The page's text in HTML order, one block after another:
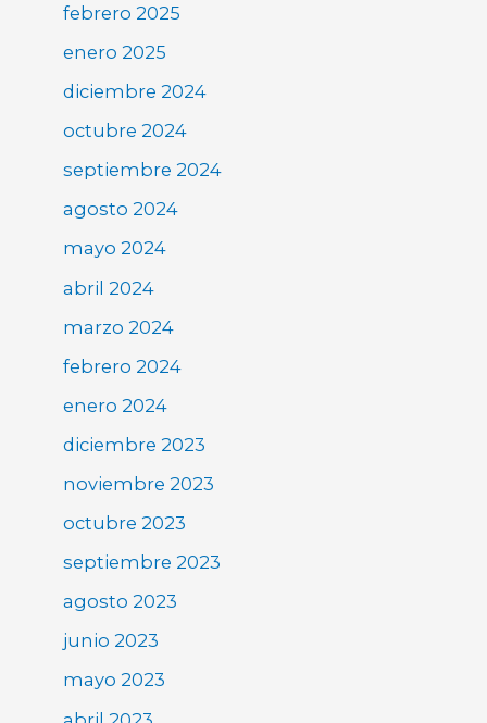
febrero 2025
enero 2025
diciembre 2024
octubre 2024
septiembre 2024
agosto 2024
mayo 2024
abril 2024
marzo 2024
febrero 2024
enero 2024
diciembre 2023
noviembre 2023
octubre 2023
septiembre 2023
agosto 2023
junio 2023
mayo 2023